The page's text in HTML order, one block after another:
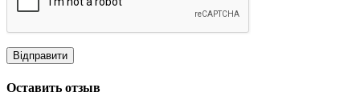
Оставить отзыв